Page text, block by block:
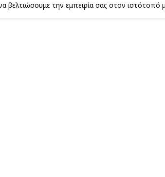
βελτιώσουμε την εμπειρία σας στον